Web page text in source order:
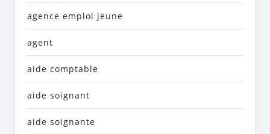
agence emploi jeune
agent
aide comptable
aide soignant
aide soignante